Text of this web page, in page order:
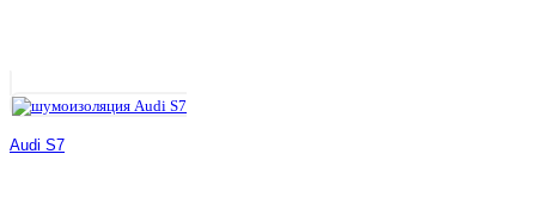
Audi S7